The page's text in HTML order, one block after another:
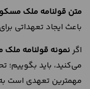
متن قولنامه ملک
باعث ایجاد تعهداتی
اگر نمونه قولنامه
می‌کنید، باید بگوییم؛
مهمترین تعهدی است